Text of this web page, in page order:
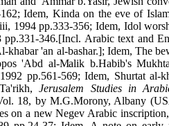
162; Idem, Kinda on the eve of
, 4 iii, 1994 pp.333-356; Idem, Idol
pp.331-346.[Incl. Arabic text
Al-khabar 'an al-bashar.]; Idem,
propos 'Abd al-Malik b.Habib's
1992 pp.561-569; Idem, Shurtat
Ta'rikh,Jerusalem Studies in
Vol. 18, by M.G.Morony,Albany(
on a new Negev Arabic